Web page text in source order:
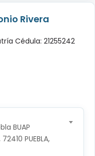
Rivera
Cédula: 21255242
BUAP
72410 PUEBLA,